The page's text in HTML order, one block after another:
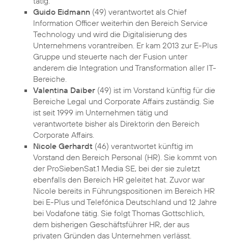
Guido Eidmann (49) verantwortet als Chief
Information Officer weiterhin den Bereich Service
Technology und wird die Digitalisierung des
Unternehmens vorantreiben. Er kam 2013 zur E-Plus
Gruppe und steuerte nach der Fusion unter
anderem die Integration und Transformation aller IT-
Bereiche.
Valentina Daiber (49) ist im Vorstand künftig für die
Bereiche Legal und Corporate Affairs zuständig. Sie
ist seit 1999 im Unternehmen tätig und
verantwortete bisher als Direktorin den Bereich
Corporate Affairs.
Nicole Gerhardt (46) verantwortet künftig im
Vorstand den Bereich Personal (HR). Sie kommt von
der ProSiebenSat.1 Media SE, bei der sie zuletzt
ebenfalls den Bereich HR geleitet hat. Zuvor war
Nicole bereits in Führungspositionen im Bereich HR
bei E-Plus und Telefónica Deutschland und 12 Jahre
bei Vodafone tätig. Sie folgt Thomas Gottschlich,
dem bisherigen Geschäftsführer HR, der aus
privaten Gründen das Unternehmen verlässt.